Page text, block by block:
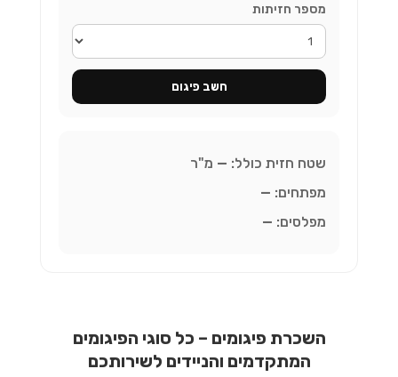
מספר חזיתות
חשב פיגום
שטח חזית כולל: — מ"ר
מפתחים: —
מפלסים: —
השכרת פיגומים – כל סוגי הפיגומים
המתקדמים והניידים לשירותכם